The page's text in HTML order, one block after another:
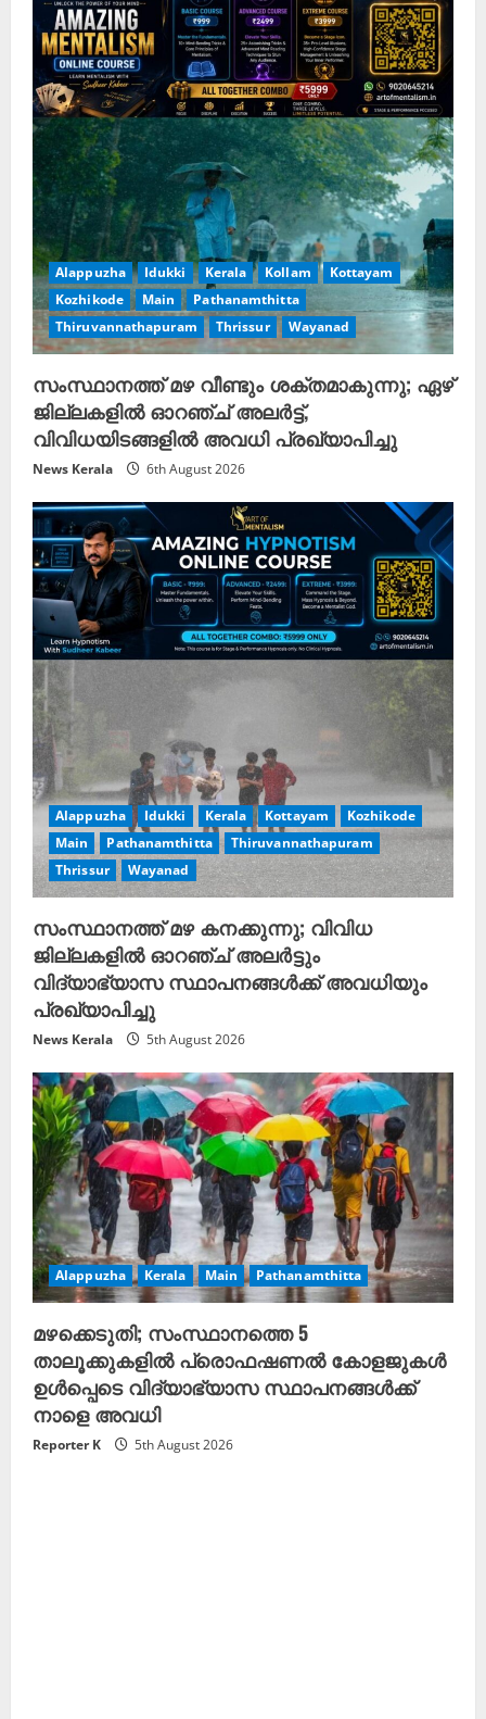
e
a
d
i
n
g Alappuzha Idukki Kerala Kollam
Kottayam
Kozhikode
Main
Pathanamthitta
Thiruvannathapuram
Thrissur Wayanad
സംസ്ഥാനത്ത് മഴ വീണ്ടും ശക്തമാകുന്നു; ഏഴ്
ജില്ലകളിൽ ഓറഞ്ച് അലർട്ട്,
വിവിധയിടങ്ങളിൽ അവധി പ്രഖ്യാപിച്ചു
News Kerala 6th August 2026
Alappuzha Idukki Kerala Kottayam
Kozhikode
Main
Pathanamthitta
Thiruvannathapuram
Thrissur
Wayanad
സംസ്ഥാനത്ത് മഴ കനക്കുന്നു; വിവിധ
ജില്ലകളിൽ ഓറഞ്ച് അലർട്ടും
വിദ്യാഭ്യാസ സ്ഥാപനങ്ങൾക്ക് അവധിയും
പ്രഖ്യാപിച്ചു
News Kerala 5th August 2026
Alappuzha Kerala Main Pathanamthitta
മഴക്കെടുതി; സംസ്ഥാനത്തെ 5
താലൂക്കുകളില്‍ പ്രൊഫഷണല്‍ കോളജുകള്‍
ഉള്‍പ്പെടെ വിദ്യാഭ്യാസ സ്ഥാപനങ്ങള്‍ക്ക്
നാളെ അവധി
Reporter K 5th August 2026